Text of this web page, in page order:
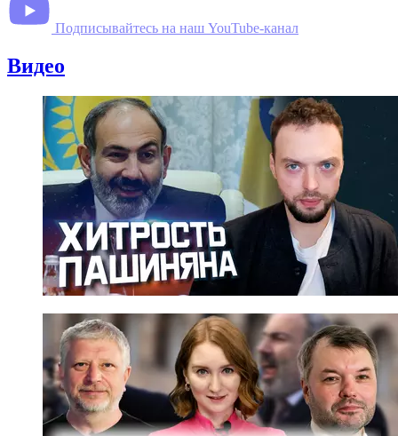
Подписывайтесь на наш YouTube-канал
Видео